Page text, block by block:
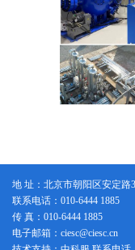
地 址：北京市朝阳区安定路
联系电话：010-6444 1885
传 真：010-6444 1885
电子邮箱：ciesc@ciesc.cn